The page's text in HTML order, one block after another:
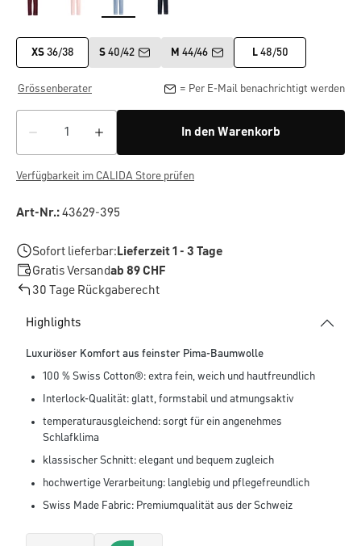
XS36/38 S 40/42 M 44/46 L48/50
Grössenberater = Per E-Mail benachrichtigt werden
In den Warenkorb
Verfügbarkeit im CALIDA Store prüfen
Art-Nr.:43629-395
Sofort lieferbar:Lieferzeit 1 - 3 Tage
Gratis Versandab 89 CHF
30 Tage Rückgaberecht
Highlights
Luxuriöser Komfort aus feinster Pima-Baumwolle
100 % Swiss Cotton®: extra fein, weich und hautfreundlich
Interlock-Qualität: glatt, formstabil und atmungsaktiv
temperaturausgleichend: sorgt für ein angenehmes
Schlafklima
klassischer Schnitt: elegant und bequem zugleich
hochwertige Verarbeitung: langlebig und pflegefreundlich
Swiss Made Fabric: Premiumqualität aus der Schweiz